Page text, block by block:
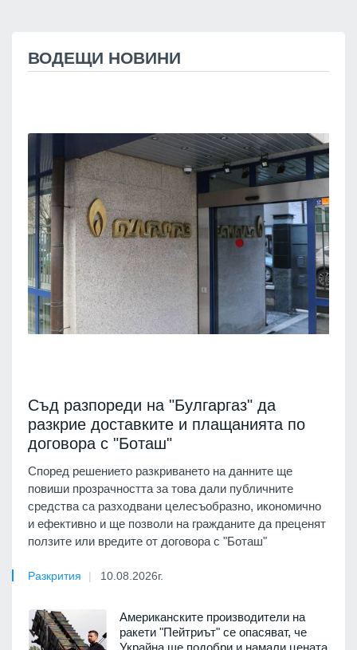
ВОДЕЩИ НОВИНИ
Съд разпореди на "Булгаргаз" да
разкрие доставките и плащанията по
договора с "Боташ"
Според решението разкриването на данните ще
повиши прозрачността за това дали публичните
средства са разходвани целесъобразно, икономично
и ефективно и ще позволи на гражданите да преценят
ползите или вредите от договора с "Боташ"
Разкрития 10.08.2026г.
Американските производители на
ракети "Пейтриът" се опасяват, че
Украйна ще подобри и намали цената